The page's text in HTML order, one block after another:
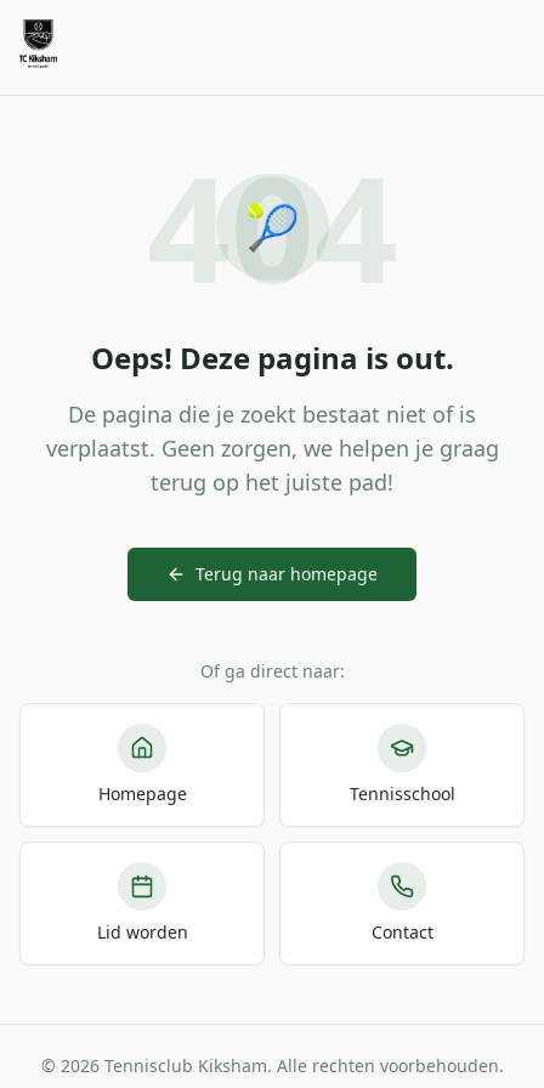
404
🎾
Oeps! Deze pagina is out.
De pagina die je zoekt bestaat niet of is
verplaatst. Geen zorgen, we helpen je graag
terug op het juiste pad!
Terug naar homepage
Of ga direct naar:
Homepage Tennisschool
Lid worden Contact
© 2026 Tennisclub Kiksham. Alle rechten voorbehouden.